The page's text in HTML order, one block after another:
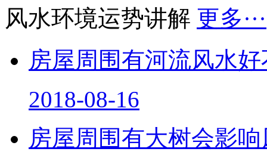
风水环境运势讲解 更多···
房屋周围有河流风水
2018-08-16
房屋周围有大树会影